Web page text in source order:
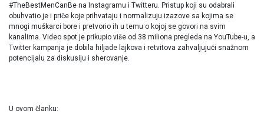
#TheBestMenCanBe na Instagramu i Twitteru. Pristup koji su odabrali
obuhvatio je i priče koje prihvataju i normalizuju izazove sa kojima se
mnogi muškarci bore i pretvorio ih u temu o kojoj se govori na svim
kanalima. Video spot je prikupio više od 38 miliona pregleda na YouTube-u, a
Twitter kampanja je dobila hiljade lajkova i retvitova zahvaljujući snažnom
potencijalu za diskusiju i sherovanje.
U ovom članku: